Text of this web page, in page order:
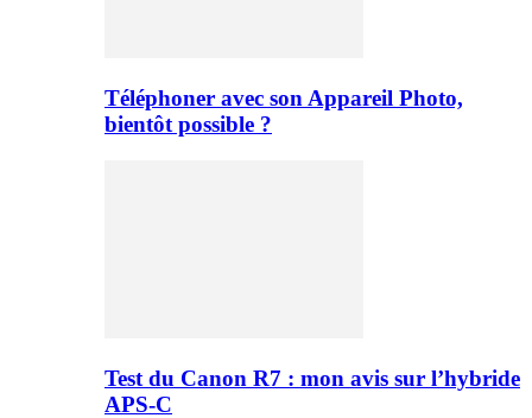
Téléphoner avec son Appareil Photo,
bientôt possible ?
Test du Canon R7 : mon avis sur l’hybride
APS-C